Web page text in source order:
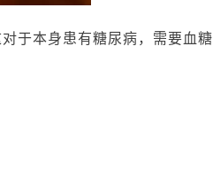
于本身患有糖尿病，需要血糖